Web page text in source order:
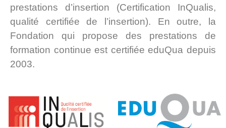
prestations d’insertion (Certification InQualis,
qualité certifiée de l’insertion). En outre, la
Fondation qui propose des prestations de
formation continue est certifiée eduQua depuis
2003.